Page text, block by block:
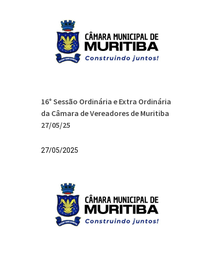
16° Sessão Ordinária e Extra Ordinária
da Câmara de Vereadores de Muritiba
27/05/25
27/05/2025